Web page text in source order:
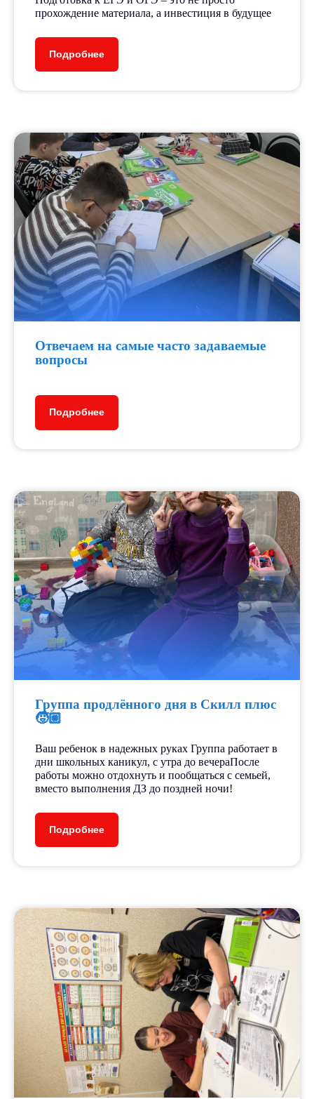
прохождение материала, а инвестиция в будущее
Подробнее
Отвечаем на самые часто задаваемые
вопросы
Подробнее
Группа продлённого дня в Скилл плюс
🧒🏼
Ваш ребенок в надежных руках Группа работает в
дни школьных каникул, с утра до вечераПосле
работы можно отдохнуть и пообщаться с семьей,
вместо выполнения ДЗ до поздней ночи!
Подробнее
Все события
Лицензированный
образовательный центр
Возможность использовать
материнский капитал и
получать налоговый вычет.
Бесплатное входное
тестирование.
Авторская система
подготовки по различным
направлениям.